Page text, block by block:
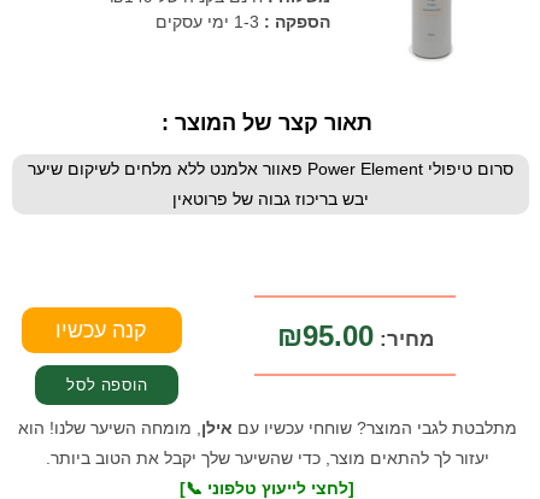
הספקה : 1-3 ימי עסקים
תאור קצר של המוצר :
סרום טיפולי Power Element פאוור אלמנט ללא מלחים לשיקום שיער
יבש בריכוז גבוה של פרוטאין
מחיר:₪95.00
מתלבטת לגבי המוצר? שוחחי עכשיו עם אילן , מומחה השיער שלנו! הוא
יעזור לך להתאים מוצר, כדי שהשיער שלך יקבל את הטוב ביותר.
[לחצי לייעוץ טלפוני 📞]